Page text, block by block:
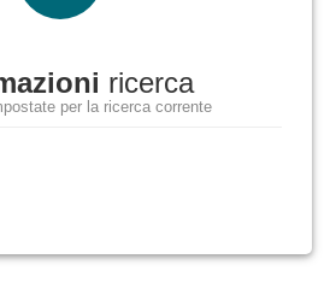
ricerca
per la ricerca corrente